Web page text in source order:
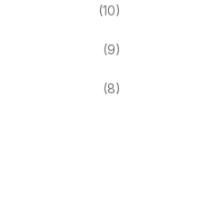
(10)
(9)
(8)